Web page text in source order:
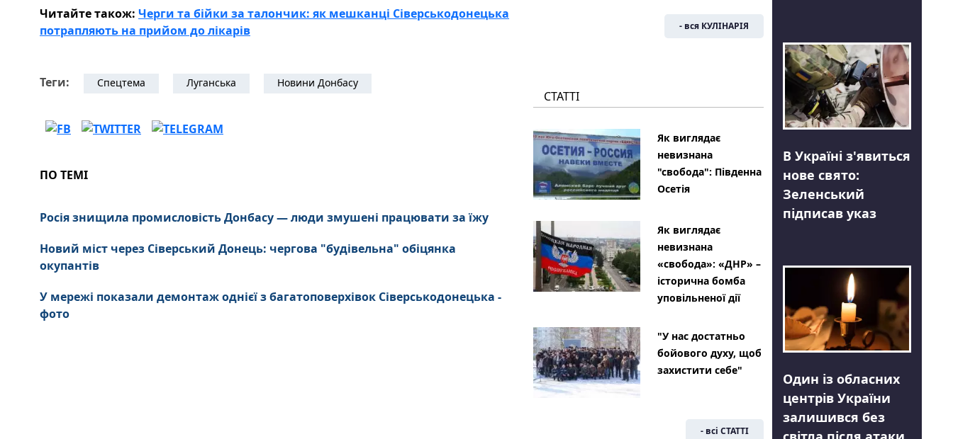
Читайте також: Черги та бійки за талончик: як мешканці Сіверськодонецька
потрапляють на прийом до лікарів
Теги: Спецтема Луганська Новини Донбасу
ПО ТЕМІ
Росія знищила промисловість Донбасу — люди змушені працювати за їжу
Новий міст через Сіверський Донець: чергова "будівельна" обіцянка
окупантів
У мережі показали демонтаж однієї з багатоповерхівок Сіверськодонецька -
фото
- вся КУЛІНАРІЯ
СТАТТІ
Як виглядає
невизнана
"свобода": Південна
Осетія
Як виглядає
невизнана
«свобода»: «ДНР» –
історична бомба
уповільненої дії
"У нас достатньо
бойового духу, щоб
захистити себе"
- всі СТАТТІ
В Україні з'явиться
нове свято:
Зеленський
підписав указ
Один із обласних
центрів України
залишився без